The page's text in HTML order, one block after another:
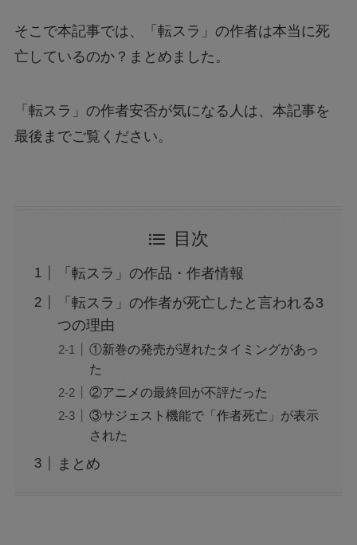
そこで本記事では、「転スラ」の作者は本当に死
亡しているのか？まとめました。
「転スラ」の作者安否が気になる人は、本記事を
最後までご覧ください。
目次
「転スラ」の作品・作者情報
「転スラ」の作者が死亡したと言われる3
つの理由
①新巻の発売が遅れたタイミングがあっ
た
②アニメの最終回が不評だった
③サジェスト機能で「作者死亡」が表示
された
まとめ